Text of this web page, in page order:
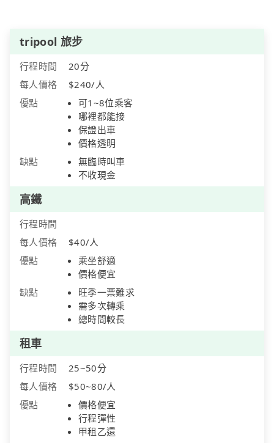
tripool 旅步
行程時間
20分
每人價格
$240/人
優點
可1~8位乘客
哪裡都能接
保證出車
價格透明
缺點
無臨時叫車
不收現金
高鐵
行程時間
每人價格
$40/人
優點
乘坐舒適
價格便宜
缺點
旺季一票難求
需多次轉乘
總時間較長
租車
行程時間
25~50分
每人價格
$50~80/人
優點
價格便宜
行程彈性
甲租乙還